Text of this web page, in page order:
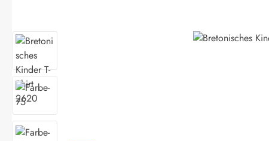
Bildergalerie überspringen